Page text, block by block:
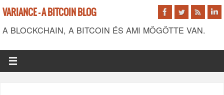
VARIANCE - A BITCOIN BLOG
A BLOCKCHAIN, A BITCOIN ÉS AMI MÖGÖTTE VAN.